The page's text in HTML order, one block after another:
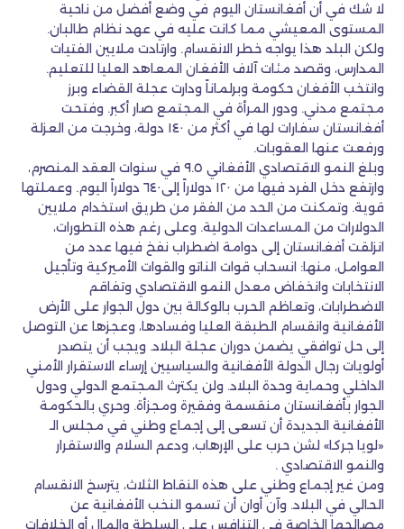
لا شك في أن أفغانستان اليوم في وضع أفضل من ناحية
المستوى المعيشي مما كانت عليه في عهد نظام طالبان.
ولكن البلد هذا يواجه خطر الانقسام. وارتادت ملايين الفتيات
المدارس، وقصد مئات آلاف الأفغان المعاهد العليا للتعليم.
وانتخب الأفغان حكومة وبرلماناً ودارت عجلة القضاء وبرز
مجتمع مدني. ودور المرأة في المجتمع صار أكبر. وفتحت
أفغانستان سفارات لها في أكثر من ١٤٠ دولة، وخرجت من العزلة
ورفعت عنها العقوبات.
وبلغ النمو الاقتصادي الأفغاني ٩.٥ في سنوات العقد المنصرم،
وارتفع دخل الفرد فيها من ١٢٠ دولاراً إلى٦٤٠ دولاراً اليوم. وعملتها
قوية. وتمكنت من الحد من الفقر من طريق استخدام ملايين
الدولارات من المساعدات الدولية. وعلى رغم هذه التطورات،
انزلقت أفغانستان إلى دوامة اضطراب نفخ فيها عدد من
العوامل، منها: انسحاب قوات الناتو والقوات الأميركية وتأجيل
الانتخابات وانخفاض معدل النمو الاقتصادي وتفاقم
الاضطرابات، وتعاظم الحرب بالوكالة بين دول الجوار على الأرض
الأفغانية وانقسام الطبقة العليا وفسادها، وعجزها عن التوصل
إلى حل توافقي يضمن دوران عجلة البلاد. ويجب أن يتصدر
أولويات رجال الدولة الأفغانية والسياسيين إرساء الاستقرار الأمني
الداخلي وحماية وحدة البلاد. ولن يكترث المجتمع الدولي ودول
الجوار بأفغانستان منقسمة وفقيرة ومجزأة. وحري بالحكومة
الأفغانية الجديدة أن تسعى إلى إجماع وطني في مجلس الـ
«لويا جركا» لشن حرب على الإرهاب، ودعم السلام والاستقرار
والنمو الاقتصادي .
ومن غير إجماع وطني على هذه النقاط الثلاث، يترسخ الانقسام
الحالي في البلاد. وآن أوان أن تسمو النخب الأفغانية عن
مصالحها الخاصة في التنافس على السلطة والمال أو الخلافات